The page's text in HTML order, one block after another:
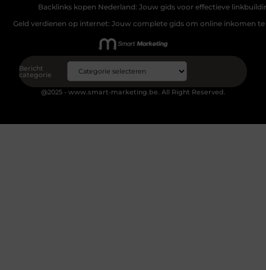
Backlinks kopen Nederland: Jouw gids voor effectieve
Geld verdienen op internet: Jouw complete gids om online inkomen
Bericht
categorie
@2025 - www.smart-marketing.be. All Right Reserved.